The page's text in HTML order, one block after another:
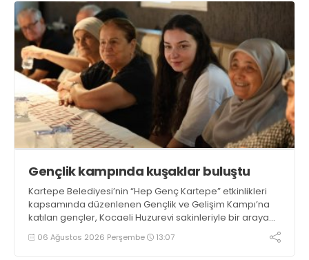
Gençlik kampında kuşaklar buluştu
Kartepe Belediyesi’nin “Hep Genç Kartepe” etkinlikleri
kapsamında düzenlenen Gençlik ve Gelişim Kampı’na
katılan gençler, Kocaeli Huzurevi sakinleriyle bir araya
geldi06 Ağustos 2026 Perşembe 13:07